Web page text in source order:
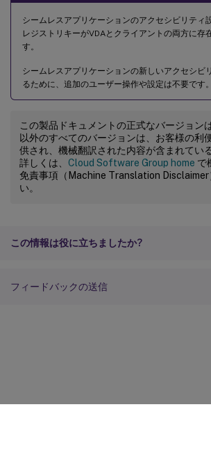
シームレスアプリケーションのアクセシビリティ
レジストリキーがVDAとクライアントの両方に存
す。
シームレスアプリケーションの新しいアクセシビ
るために、追加のユーザー操作や設定は不要です。
この製品ドキュメントの正式なバージョン
以外のすべてのバージョンは、お客様の利
供され、機械翻訳された内容が含まれてい
詳しくは、 Cloud Software Group home で
免責事項（Machine Translation Disclaimer
い。
この情報は役に立ちましたか?
フィードバックの送信